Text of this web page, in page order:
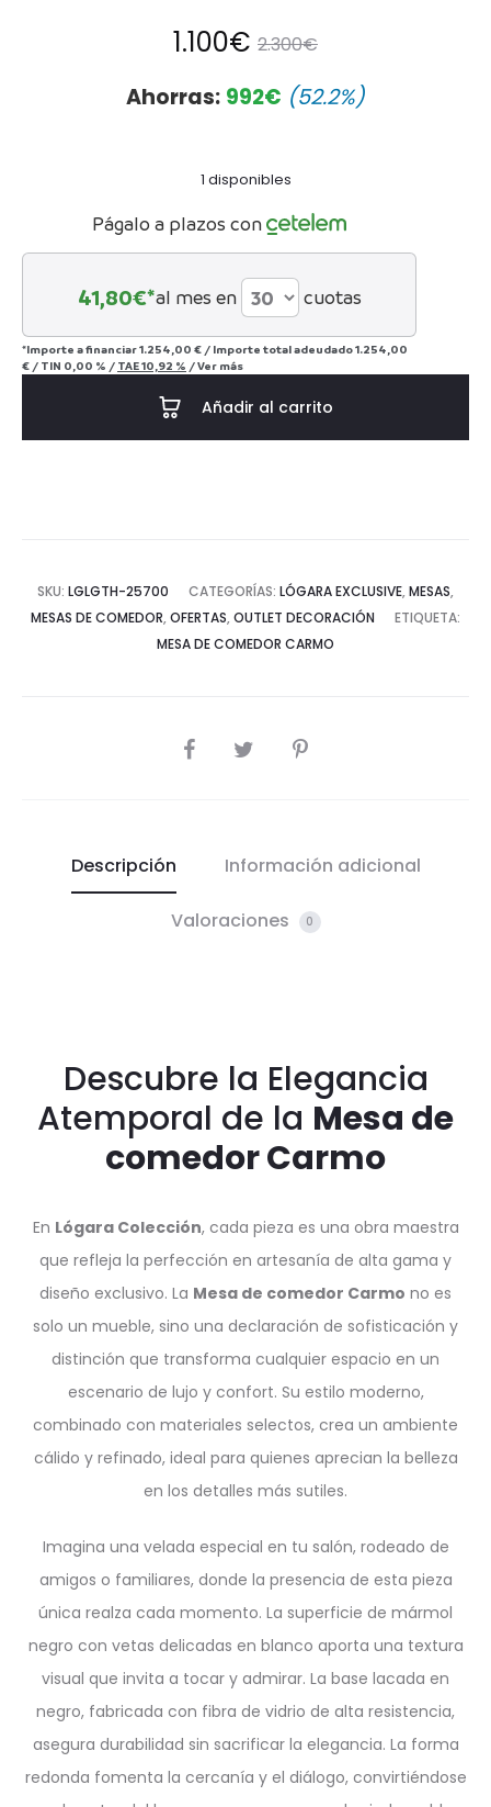
2.300€
El
precio
era:
2.300€.
1.100€
El
precio
1.100€.
Ahorras: 992€ (52.2%)
1 disponibles
Págalo a plazos con
41,80€*al mes en cuotas
*Importe a financiar1.254,00 € / Importe total adeudado1.254,00
€ / TIN 0,00 % / TAE10,92 % /Ver más
Añadir al carrito
SKU: LGLGTH-25700 CATEGORÍAS: LÓGARA EXCLUSIVE, MESAS,
MESAS DE COMEDOR, OFERTAS, OUTLET DECORACIÓN
ETIQUETA:
MESA DE COMEDOR CARMO
COMPARTIR
Descripción Información adicional
Valoraciones 0
Descubre la Elegancia
Atemporal de la Mesa de
comedor Carmo
En Lógara Colección, cada pieza es una obra maestra
que refleja la perfección en artesanía de alta gama y
diseño exclusivo. La Mesa de comedor Carmo no es
solo un mueble, sino una declaración de sofisticación y
distinción que transforma cualquier espacio en un
escenario de lujo y confort. Su estilo moderno,
combinado con materiales selectos, crea un ambiente
cálido y refinado, ideal para quienes aprecian la belleza
en los detalles más sutiles.
Imagina una velada especial en tu salón, rodeado de
amigos o familiares, donde la presencia de esta pieza
única realza cada momento. La superficie de mármol
negro con vetas delicadas en blanco aporta una textura
visual que invita a tocar y admirar. La base lacada en
negro, fabricada con fibra de vidrio de alta resistencia,
asegura durabilidad sin sacrificar la elegancia. La forma
redonda fomenta la cercanía y el diálogo, convirtiéndose